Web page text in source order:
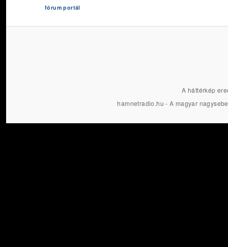
fórum portál
A háttérkép
hamnetradio.hu - A magyar